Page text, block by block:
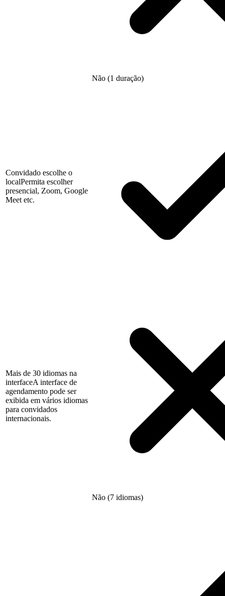
Não (1 duração)
Convidado escolhe o
localPermita escolher
presencial, Zoom, Google
Meet etc.
Mais de 30 idiomas na
interfaceA interface de
agendamento pode ser
exibida em vários idiomas
para convidados
internacionais.
Não (7 idiomas)